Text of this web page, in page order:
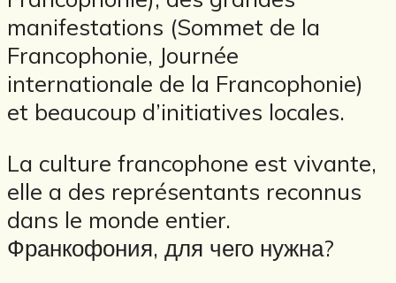
manifestations (Sommet de la
Francophonie, Journée
internationale de la Francophonie)
et beaucoup d’initiatives locales.
La culture francophone est vivante,
elle a des représentants reconnus
dans le monde entier.
Франкофония, для чего нужна?